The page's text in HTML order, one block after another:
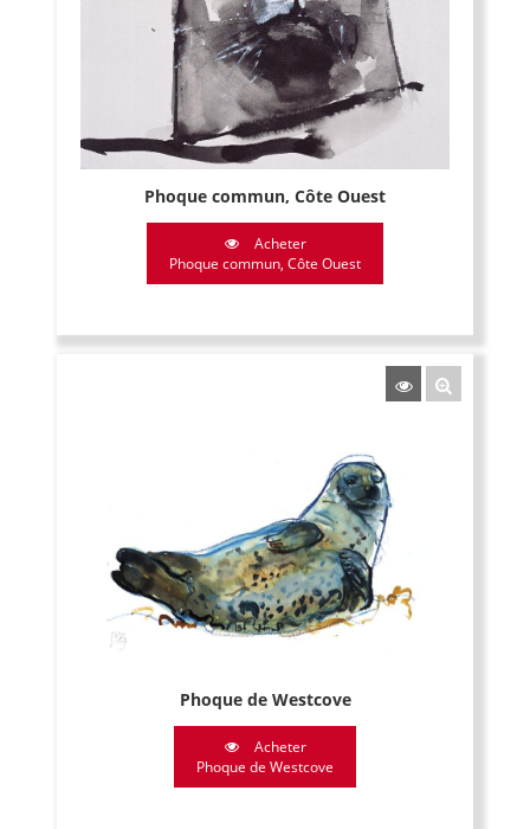
Phoque commun, Côte Ouest
Acheter
Phoque commun, Côte Ouest
Phoque de Westcove
Acheter
Phoque de Westcove